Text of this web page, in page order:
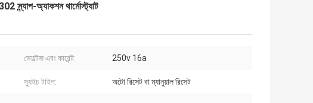
স্ন্যাপ-অ্যাকশন থার্মোস্ট্যাট
ভোল্টেজ এবং কারেন্ট: 250v 16a
স্যুইচ টাইপ: অটো রিসেট বা ম্যানুয়াল রিসেট